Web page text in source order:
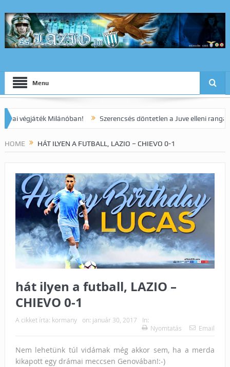
Menu
Milánóban! Szerencsés döntetlen a Juve elleni rangadón!
HOME HÁT ILYEN A FUTBALL, LAZIO – CHIEVO 0-1
hát ilyen a futball, LAZIO –
CHIEVO 0-1
A cikket írta: kormany on: január 30, 2017
In:
Nyomtatás
Email
Nem lehetünk túl vidámak még akkor sem, ha a merda
kikapott egy drámai meccsen Genovában!:-)